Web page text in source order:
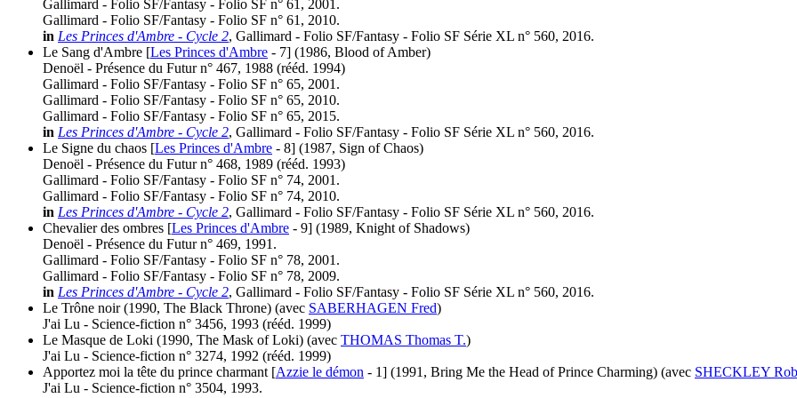
Gallimard - Folio SF/Fantasy - Folio SF n° 61, 2001.
Gallimard - Folio SF/Fantasy - Folio SF n° 61, 2010.
in Les Princes d'Ambre - Cycle 2, Gallimard - Folio SF/Fantasy - Folio SF Série XL n° 560, 2016.
Le Sang d'Ambre [Les Princes d'Ambre - 7] (1986, Blood of Amber)
Denoël - Présence du Futur n° 467, 1988 (rééd. 1994)
Gallimard - Folio SF/Fantasy - Folio SF n° 65, 2001.
Gallimard - Folio SF/Fantasy - Folio SF n° 65, 2010.
Gallimard - Folio SF/Fantasy - Folio SF n° 65, 2015.
in Les Princes d'Ambre - Cycle 2, Gallimard - Folio SF/Fantasy - Folio SF Série XL n° 560, 2016.
Le Signe du chaos [Les Princes d'Ambre - 8] (1987, Sign of Chaos)
Denoël - Présence du Futur n° 468, 1989 (rééd. 1993)
Gallimard - Folio SF/Fantasy - Folio SF n° 74, 2001.
Gallimard - Folio SF/Fantasy - Folio SF n° 74, 2010.
in Les Princes d'Ambre - Cycle 2, Gallimard - Folio SF/Fantasy - Folio SF Série XL n° 560, 2016.
Chevalier des ombres [Les Princes d'Ambre - 9] (1989, Knight of Shadows)
Denoël - Présence du Futur n° 469, 1991.
Gallimard - Folio SF/Fantasy - Folio SF n° 78, 2001.
Gallimard - Folio SF/Fantasy - Folio SF n° 78, 2009.
in Les Princes d'Ambre - Cycle 2, Gallimard - Folio SF/Fantasy - Folio SF Série XL n° 560, 2016.
Le Trône noir (1990, The Black Throne) (avec SABERHAGEN Fred)
J'ai Lu - Science-fiction n° 3456, 1993 (rééd. 1999)
Le Masque de Loki (1990, The Mask of Loki) (avec THOMAS Thomas T.)
J'ai Lu - Science-fiction n° 3274, 1992 (rééd. 1999)
Apportez moi la tête du prince charmant [Azzie le démon - 1] (1991, Bring Me the Head of Prince Charming) (avec SHECKLEY
J'ai Lu - Science-fiction n° 3504, 1993.